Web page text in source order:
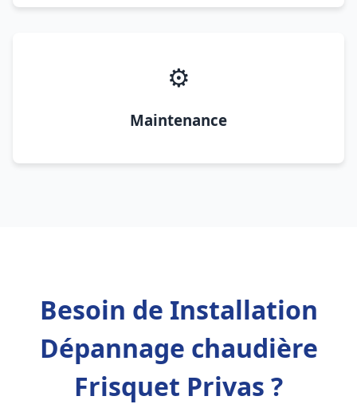
⚙️
Maintenance
Besoin de Installation
Dépannage chaudière
Frisquet Privas ?